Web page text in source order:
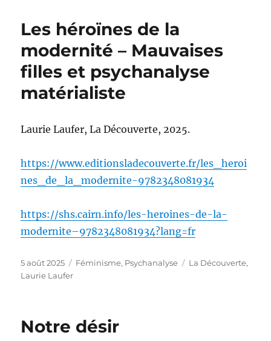
Les héroïnes de la
modernité – Mauvaises
filles et psychanalyse
matérialiste
Laurie Laufer, La Découverte, 2025.
https://www.editionsladecouverte.fr/les_heroi
nes_de_la_modernite-9782348081934
https://shs.cairn.info/les-heroines-de-la-
modernite–9782348081934?lang=fr
Publié
le
5 août 2025 Catégories
Féminisme, Psychanalyse Étiquettes
La Découverte,
Laurie Laufer
Notre désir